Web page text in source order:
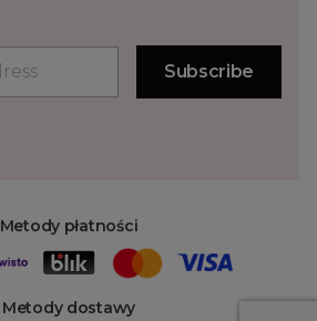
Metody płatności
Metody dostawy